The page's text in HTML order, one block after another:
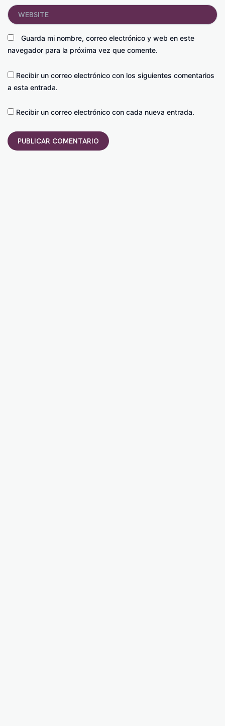
Guarda mi nombre, correo electrónico y web en este
navegador para la próxima vez que comente.
Website
Recibir un correo electrónico con los siguientes comentarios
a esta entrada.
Recibir un correo electrónico con cada nueva entrada.